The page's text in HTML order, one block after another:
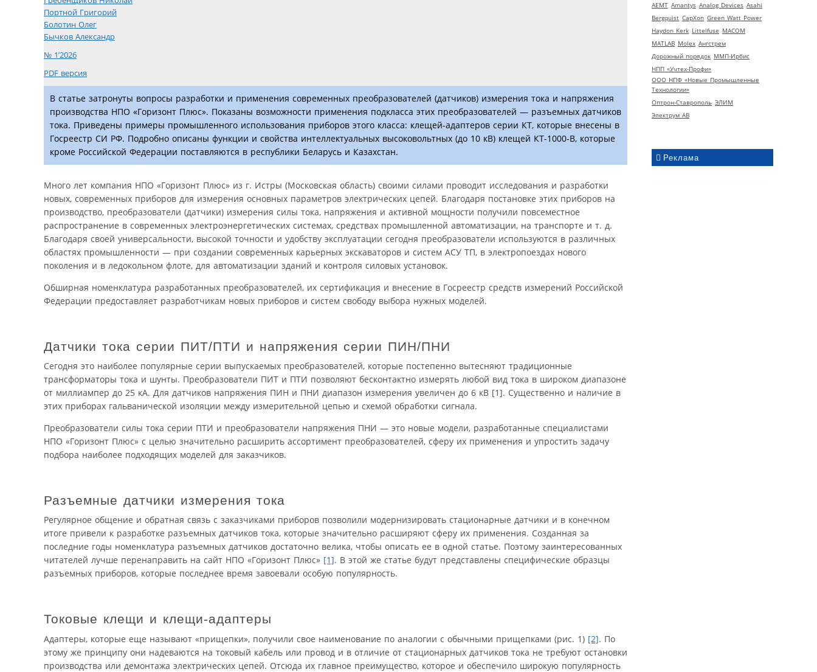
AEMT Amantys Analog Devices Asahi
Bergquist CapXon Green Watt Power
Haydon Kerk Littelfuse MACOM
MATLAB Molex Ангстрем
Дорожный порядок ММП-Ирбис
НПП «Учтех-Профи»
ООО НПФ «Новые Промышленные
Технологии»
Оптрон-Ставрополь ЭЛИМ
Электрум АВ
Реклама
Портной Григорий
Болотин Олег
Бычков Александр
№ 1’2026
PDF версия
В статье затронуты вопросы разработки и применения современных преобразователей (датчиков) измерения тока и напряжения
производства НПО «Горизонт Плюс». Показаны возможности применения подкласса этих преобразователей — разъемных датчиков
тока. Приведены примеры промышленного использования приборов этого класса: клещей-адаптеров серии КТ, которые внесены в
Госреестр СИ РФ. Подробно описаны функции и свойства интеллектуальных высоковольтных (до 10 кВ) клещей КТ-1000-В, которые
кроме Российской Федерации поставляются в республики Беларусь и Казахстан.
Много лет компания НПО «Горизонт Плюс» из г. Истры (Московская область) своими силами проводит исследования и разработки
новых, современных приборов для измерения основных параметров электрических цепей. Благодаря постановке этих приборов на
производство, преобразователи (датчики) измерения силы тока, напряжения и активной мощности получили повсеместное
распространение в современных электроэнергетических системах, средствах промышленной автоматизации, на транспорте и т. д.
Благодаря своей универсальности, высокой точности и удобству эксплуатации сегодня преобразователи используются в различных
областях промышленности — при создании современных карьерных экскаваторов и систем АСУ ТП, в электропоездах нового
поколения и в ледокольном флоте, для автоматизации зданий и контроля силовых установок.
Обширная номенклатура разработанных преобразователей, их сертификация и внесение в Госреестр средств измерений Российской
Федерации предоставляет разработчикам новых приборов и систем свободу выбора нужных моделей.
Датчики тока серии ПИТ/ПТИ и напряжения серии ПИН/ПНИ
Сегодня это наиболее популярные серии выпускаемых преобразователей, которые постепенно вытесняют традиционные
трансформаторы тока и шунты. Преобразователи ПИТ и ПТИ позволяют бесконтактно измерять любой вид тока в широком диапазоне
от миллиампер до 25 кА. Для датчиков напряжения ПИН и ПНИ диапазон измерения увеличен до 6 кВ [1]. Существенно и наличие в
этих приборах гальванической изоляции между измерительной цепью и схемой обработки сигнала.
Преобразователи силы тока серии ПТИ и преобразователи напряжения ПНИ — это новые модели, разработанные специалистами
НПО «Горизонт Плюс» с целью значительно расширить ассортимент преобразователей, сферу их применения и упростить задачу
подбора наиболее подходящих моделей для заказчиков.
Разъемные датчики измерения тока
Регулярное общение и обратная связь с заказчиками приборов позволили модернизировать стационарные датчики и в конечном
итоге привели к разработке разъемных датчиков тока, которые значительно расширяют сферу их применения. Созданная за
последние годы номенклатура разъемных датчиков достаточно велика, чтобы описать ее в одной статье. Поэтому заинтересованных
читателей лучше перенаправить на сайт НПО «Горизонт Плюс» [1]. В этой же статье будут представлены специфические образцы
разъемных приборов, которые последнее время завоевали особую популярность.
Токовые клещи и клещи-адаптеры
Адаптеры, которые еще называют «прищепки», получили свое наименование по аналогии с обычными прищепками (рис. 1) [2]. По
этому же принципу они надеваются на токовый кабель или провод и в отличие от стационарных датчиков тока не требуют остановки
производства или демонтажа электрических цепей. Отсюда их главное преимущество, которое и обеспечило широкую популярность